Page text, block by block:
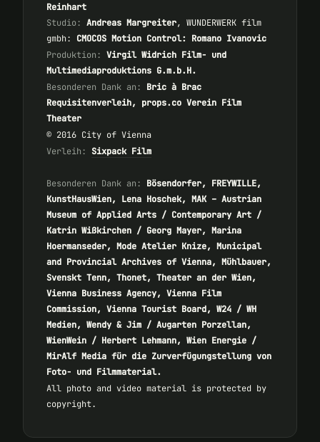
Reinhart
Studio: Andreas Margreiter, WUNDERWERK film
gmbh: CMOCOS Motion Control: Romano Ivanovic
Produktion: Virgil Widrich Film- und
Multimediaproduktions G.m.b.H.
Besonderen Dank an:
Bric à Brac
Requisitenverleih, props.co Verein Film
Theater
© 2016 City of Vienna
Verleih: Sixpack Film
Besonderen Dank an:
Bösendorfer, FREYWILLE,
KunstHausWien, Lena Hoschek, MAK – Austrian
Museum of Applied Arts / Contemporary Art /
Katrin Wißkirchen / Georg Mayer, Marina
Hoermanseder, Mode Atelier Knize, Municipal
and Provincial Archives of Vienna, Mühlbauer,
Svenskt Tenn, Thonet, Theater an der Wien,
Vienna Business Agency, Vienna Film
Commission, Vienna Tourist Board, W24 / WH
Medien, Wendy & Jim / Augarten Porzellan,
WienWein / Herbert Lehmann, Wien Energie /
MirAlf Media für die Zurverfügungstellung von
Foto- und Filmmaterial.
All photo and video material is protected by
copyright.